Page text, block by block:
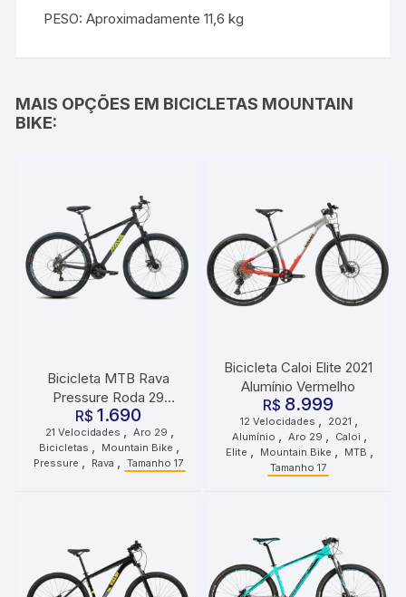
PESO: Aproximadamente 11,6 kg
MAIS OPÇÕES EM BICICLETAS MOUNTAIN
BIKE:
Bicicleta MTB Rava
Pressure Roda 29
Tamanho 17 21
Velocidades Preto Verde
R$ 1.690
21 Velocidades , Aro 29 ,
Bicicletas , Mountain Bike ,
Pressure , Rava , Tamanho 17
Bicicleta Caloi Elite 2021
Alumínio Vermelho
R$ 8.999
12 Velocidades 2021
Alumínio Aro 29 Caloi
Elite Mountain Bike MTB
Tamanho 17